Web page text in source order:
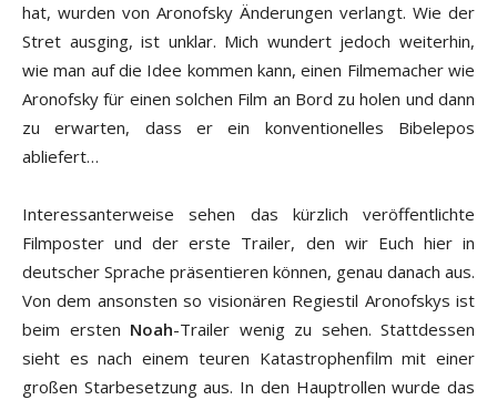
hat, wurden von Aronofsky Änderungen verlangt. Wie der
Stret ausging, ist unklar. Mich wundert jedoch weiterhin,
wie man auf die Idee kommen kann, einen Filmemacher wie
Aronofsky für einen solchen Film an Bord zu holen und dann
zu erwarten, dass er ein konventionelles Bibelepos
abliefert…
Interessanterweise sehen das kürzlich veröffentlichte
Filmposter und der erste Trailer, den wir Euch hier in
deutscher Sprache präsentieren können, genau danach aus.
Von dem ansonsten so visionären Regiestil Aronofskys ist
beim ersten Noah-Trailer wenig zu sehen. Stattdessen
sieht es nach einem teuren Katastrophenfilm mit einer
großen Starbesetzung aus. In den Hauptrollen wurde das